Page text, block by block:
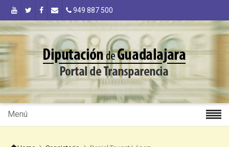
949 887 500
Menú